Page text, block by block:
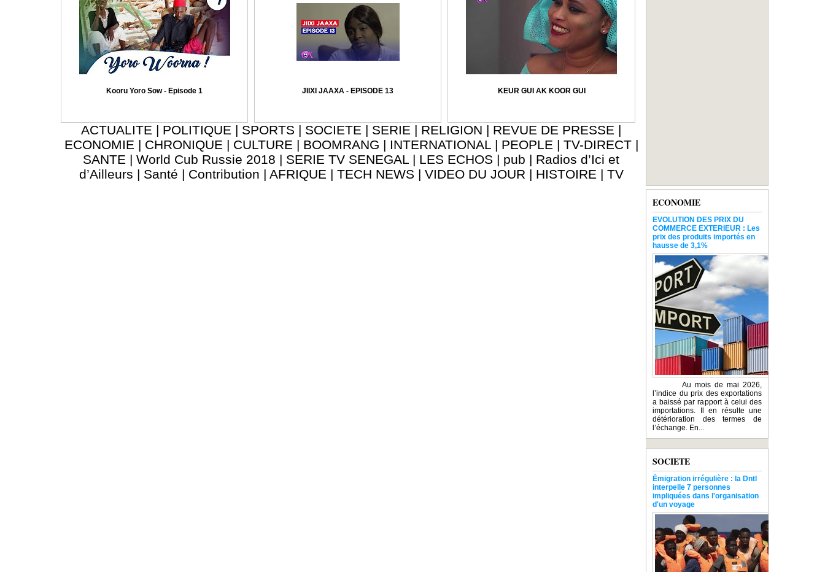
Kooru Yoro Sow - Episode 1 JIIXI JAAXA - EPISODE 13 KEUR GUI AK KOOR GUI
ACTUALITE | POLITIQUE | SPORTS | SOCIETE | SERIE | RELIGION | REVUE DE PRESSE |
ECONOMIE | CHRONIQUE | CULTURE | BOOMRANG | INTERNATIONAL | PEOPLE | TV-DIRECT |
SANTE | World Cub Russie 2018 | SERIE TV SENEGAL | LES ECHOS | pub | Radios d’Ici et
d’Ailleurs | Santé | Contribution | AFRIQUE | TECH NEWS | VIDEO DU JOUR | HISTOIRE | TV
ECONOMIE
EVOLUTION DES PRIX DU
COMMERCE EXTERIEUR : Les
prix des produits importés en
hausse de 3,1%
Au mois de mai 2026,
l’indice du prix des exportations
a baissé par rapport à celui des
importations. Il en résulte une
détérioration des termes de
l’échange. En...
SOCIETE
Émigration irrégulière : la Dntl
interpelle 7 personnes
impliquées dans l'organisation
d'un voyage